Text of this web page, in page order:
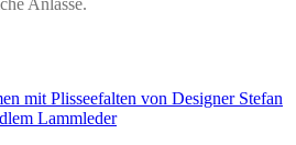
Anlässe.